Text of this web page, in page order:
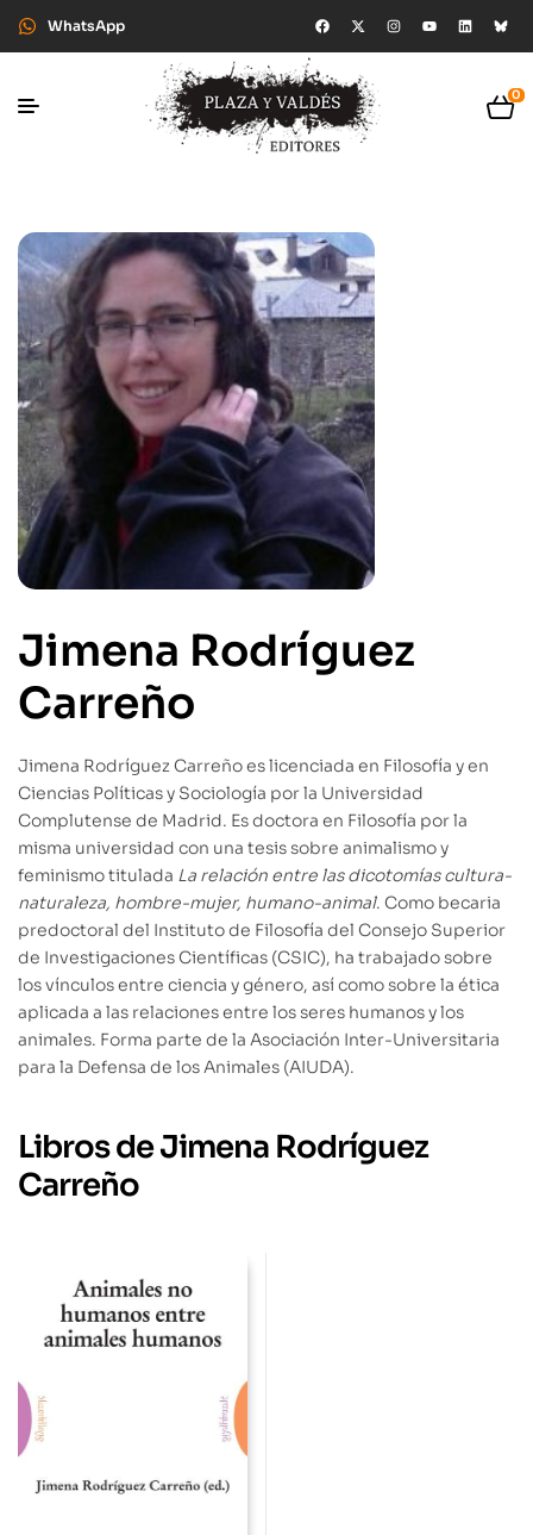
WhatsApp
0
Jimena Rodríguez
Carreño
Jimena Rodríguez Carreño es licenciada en Filosofía y en
Ciencias Políticas y Sociología por la Universidad
Complutense de Madrid. Es doctora en Filosofía por la
misma universidad con una tesis sobre animalismo y
feminismo titulada La relación entre las dicotomías cultura-
naturaleza, hombre-mujer, humano-animal. Como becaria
predoctoral del Instituto de Filosofía del Consejo Superior
de Investigaciones Científicas (CSIC), ha trabajado sobre
los vínculos entre ciencia y género, así como sobre la ética
aplicada a las relaciones entre los seres humanos y los
animales. Forma parte de la Asociación Inter-Universitaria
para la Defensa de los Animales (AIUDA).
Libros de Jimena Rodríguez
Carreño